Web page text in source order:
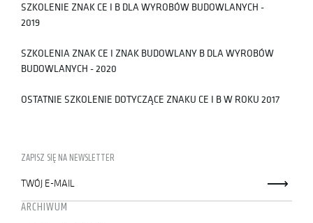
SZKOLENIE ZNAK CE I B DLA WYROBÓW BUDOWLANYCH -
2019
SZKOLENIA ZNAK CE I ZNAK BUDOWLANY B DLA WYROBÓW
BUDOWLANYCH - 2020
OSTATNIE SZKOLENIE DOTYCZĄCE ZNAKU CE I B W ROKU 2017
ZAPISZ SIĘ NA NEWSLETTER
ARCHIWUM